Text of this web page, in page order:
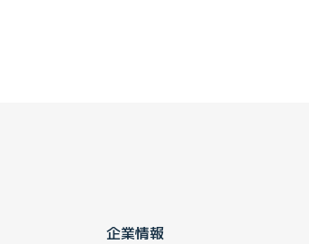
企業情報